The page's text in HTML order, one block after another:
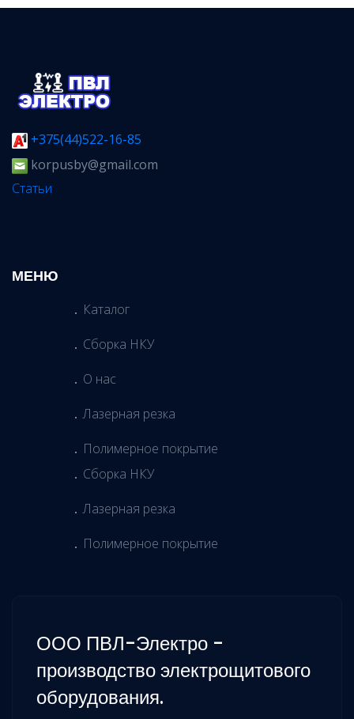
+375(44)522-16-85
korpusby@gmail.com
Статьи
МЕНЮ
Каталог
Сборка НКУ
О нас
Лазерная резка
Полимерное покрытие
Сборка НКУ
Лазерная резка
Полимерное покрытие
ООО ПВЛ-Электро -
производство электрощитового
оборудования.